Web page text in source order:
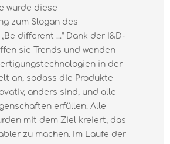
wurde diese
zum Slogan des
diﬀerent ...“ Dank der I&D-
sie Trends und wenden
in der
an, sodass die Produkte
anders sind, und alle
erfüllen. Alle
mit dem Ziel kreiert, das
zu machen. Im Laufe der